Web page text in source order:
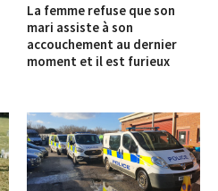
La femme refuse que son
mari assiste à son
accouchement au dernier
moment et il est furieux